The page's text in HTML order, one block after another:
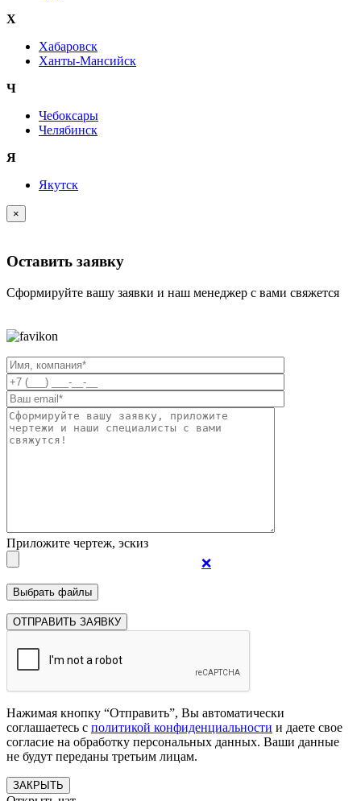
Х
Хабаровск
Ханты-Мансийск
Ч
Чебоксары
Челябинск
Я
Якутск
×
Оставить заявку
Сформируйте вашу заявки и наш менеджер с вами свяжется
Приложите чертеж, эскиз
❌
Нажимая кнопку “Отправить”, Вы автоматически
соглашаетесь с политикой конфиденциальности и даете свое
согласие на обработку персональных данных. Ваши данные
не будут переданы третьим лицам.
ЗАКРЫТЬ